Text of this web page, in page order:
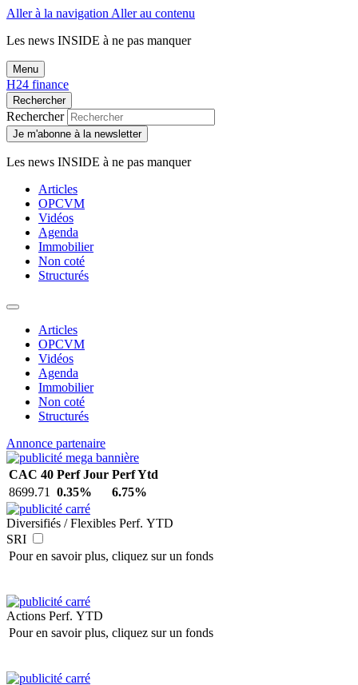
Aller à la navigation Aller au contenu
Les news INSIDE à ne pas manquer
Menu
H24 finance
Rechercher
Rechercher
Je m'abonne à la newsletter
Les news INSIDE à ne pas manquer
Articles
OPCVM
Vidéos
Agenda
Immobilier
Non coté
Structurés
Articles
OPCVM
Vidéos
Agenda
Immobilier
Non coté
Structurés
Annonce partenaire
CAC 40 Perf Jour Perf Ytd
8699.71
0.35% 6.75%
Diversifiés / Flexibles Perf. YTD
SRI
Pour en savoir plus, cliquez sur un fonds
Actions Perf. YTD
Pour en savoir plus, cliquez sur un fonds